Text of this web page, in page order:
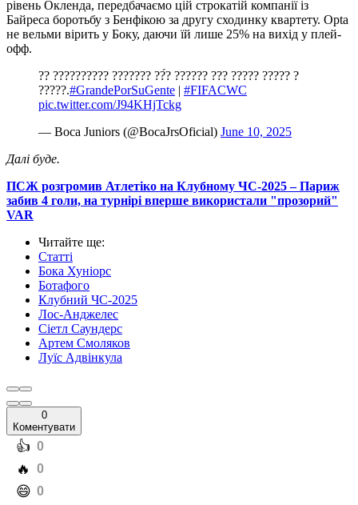
рівень Окленда, передбачаємо цій строкатій компанії із
Байреса боротьбу з Бенфікою за другу сходинку квартету. Opta
не вельми вірить у Боку, даючи їй лише 25% на вихід у плей-
офф.
?? ?????????? ??????? ??́? ?????? ??? ????? ????? ?
?????.#GrandePorSuGente | #FIFACWC
pic.twitter.com/J94KHjTckg
— Boca Juniors (@BocaJrsOficial) June 10, 2025
Далі буде.
ПСЖ розгромив Атлетіко на Клубному ЧС-2025 – Париж
забив 4 голи, на турнірі вперше використали "прозорий"
VAR
Читайте ще:
Статті
Бока Хуніорс
Ботафого
Клубний ЧС-2025
Лос-Анджелес
Сіетл Саундерс
Артем Смоляков
Луїс Адвінкула
0
Коментувати
️👍 0
️🔥 0
️😄 0